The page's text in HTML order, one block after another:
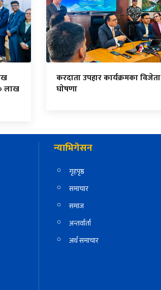
लाख
करदाता उपहार कार्यक्रमका विजेता
घाेषणा
न्याभिगेसन
गृहपृष्ठ
समाचार
समाज
अन्तर्वार्ता
अर्थ समाचार